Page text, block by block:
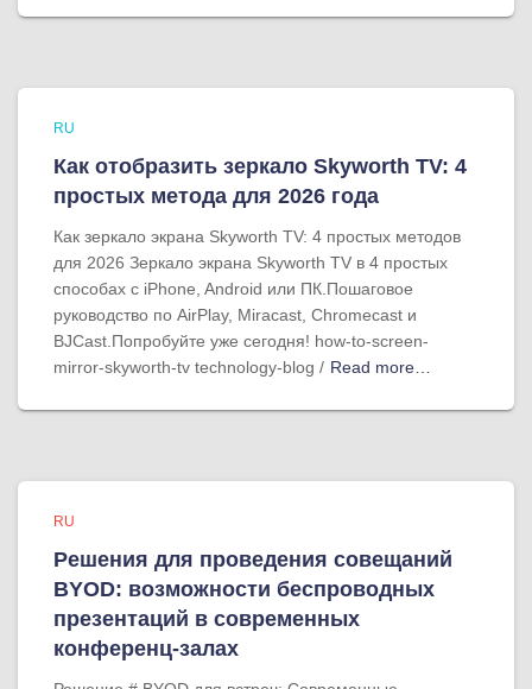
RU
Как отобразить зеркало Skyworth TV: 4
простых метода для 2026 года
Как зеркало экрана Skyworth TV: 4 простых методов
для 2026 Зеркало экрана Skyworth TV в 4 простых
способах с iPhone, Android или ПК.Пошаговое
руководство по AirPlay, Miracast, Chromecast и
BJCast.Попробуйте уже сегодня! how-to-screen-
mirror-skyworth-tv technology-blog / Read more…
RU
Решения для проведения совещаний
BYOD: возможности беспроводных
презентаций в современных
конференц-залах